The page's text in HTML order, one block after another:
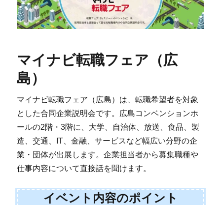
マイナビ転職フェア（広
島）
マイナビ転職フェア（広島）は、転職希望者を対象
とした合同企業説明会です。広島コンベンションホ
ールの2階・3階に、大学、自治体、放送、食品、製
造、交通、IT、金融、サービスなど幅広い分野の企
業・団体が出展します。企業担当者から募集職種や
仕事内容について直接話を聞けます。
イベント内容のポイント